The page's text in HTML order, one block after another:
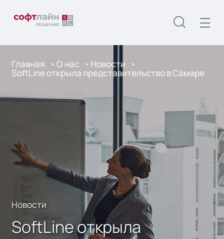
Главная О нас Новости
SoftLine открыла представительство в Самаре
Новости
SoftLine открыла